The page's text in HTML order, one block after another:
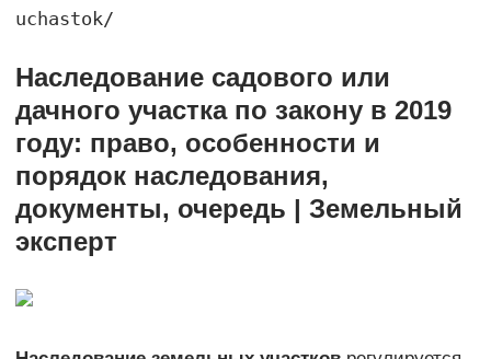
uchastok/
Наследование садового или
дачного участка по закону в 2019
году: право, особенности и
порядок наследования,
документы, очередь | Земельный
эксперт